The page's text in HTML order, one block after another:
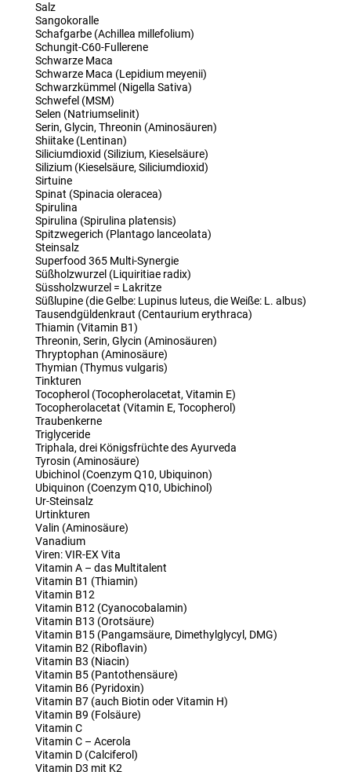
Salz
Sangokoralle
Schafgarbe (Achillea millefolium)
Schungit-C60-Fullerene
Schwarze Maca
Schwarze Maca (Lepidium meyenii)
Schwarzkümmel (Nigella Sativa)
Schwefel (MSM)
Selen (Natriumselinit)
Serin, Glycin, Threonin (Aminosäuren)
Shiitake (Lentinan)
Siliciumdioxid (Silizium, Kieselsäure)
Silizium (Kieselsäure, Siliciumdioxid)
Sirtuine
Spinat (Spinacia oleracea)
Spirulina
Spirulina (Spirulina platensis)
Spitzwegerich (Plantago lanceolata)
Steinsalz
Superfood 365 Multi-Synergie
Süßholzwurzel (Liquiritiae radix)
Süssholzwurzel = Lakritze
Süßlupine (die Gelbe: Lupinus luteus, die Weiße: L. albus)
Tausendgüldenkraut (Centaurium erythraca)
Thiamin (Vitamin B1)
Threonin, Serin, Glycin (Aminosäuren)
Thryptophan (Aminosäure)
Thymian (Thymus vulgaris)
Tinkturen
Tocopherol (Tocopherolacetat, Vitamin E)
Tocopherolacetat (Vitamin E, Tocopherol)
Traubenkerne
Triglyceride
Triphala, drei Königsfrüchte des Ayurveda
Tyrosin (Aminosäure)
Ubichinol (Coenzym Q10, Ubiquinon)
Ubiquinon (Coenzym Q10, Ubichinol)
Ur-Steinsalz
Urtinkturen
Valin (Aminosäure)
Vanadium
Viren: VIR-EX Vita
Vitamin A – das Multitalent
Vitamin B1 (Thiamin)
Vitamin B12
Vitamin B12 (Cyanocobalamin)
Vitamin B13 (Orotsäure)
Vitamin B15 (Pangamsäure, Dimethylglycyl, DMG)
Vitamin B2 (Riboflavin)
Vitamin B3 (Niacin)
Vitamin B5 (Pantothensäure)
Vitamin B6 (Pyridoxin)
Vitamin B7 (auch Biotin oder Vitamin H)
Vitamin B9 (Folsäure)
Vitamin C
Vitamin C – Acerola
Vitamin D (Calciferol)
Vitamin D3 mit K2